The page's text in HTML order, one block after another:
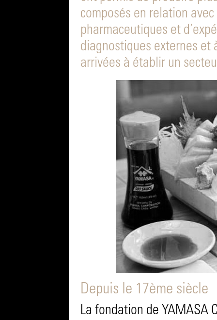
composés en relation
pharmaceutiques et
diagnostiques externes et
arrivées à établir un
Depuis le 17ème siècle
La fondation de YAMASA